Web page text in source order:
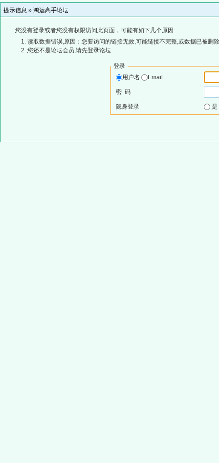
提示信息 » 鸿运高手论坛
您没有登录或者您没有权限访问此页面，可能有如下几个原因:
读取数据错误,原因：您要访问的链接无效,可能链接不完整,或数据已被删
您还不是论坛会员,请先登录论坛
登录
用户名
Email
密 码
隐身登录